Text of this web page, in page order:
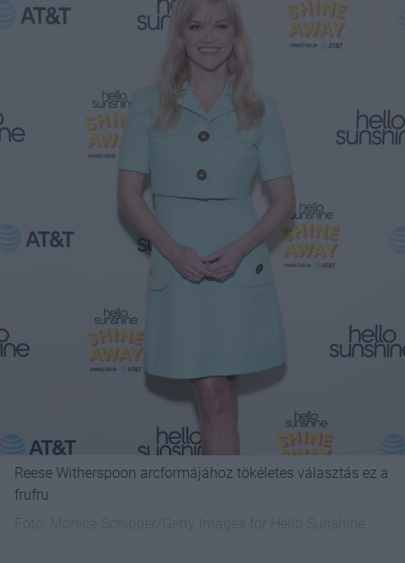
Reese Witherspoon arcformájához tökéletes választás ez a
frufru